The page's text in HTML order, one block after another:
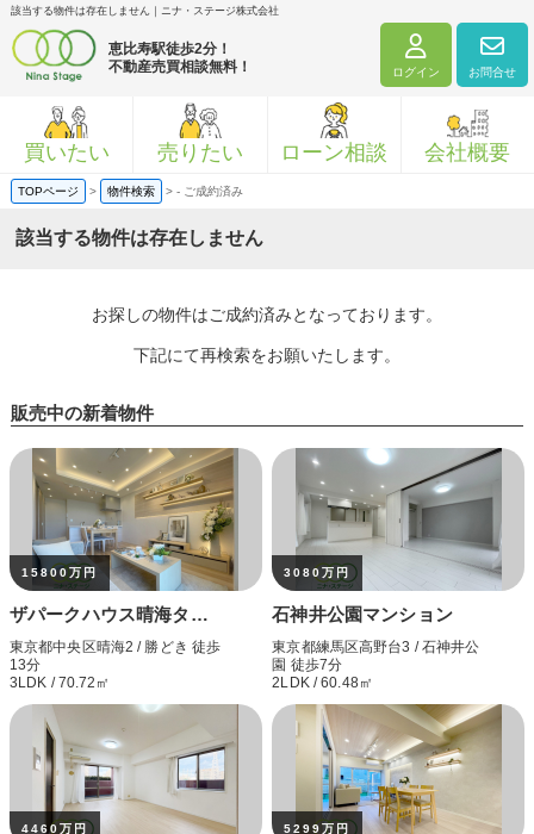
該当する物件は存在しません｜ニナ・ステージ株式会社
恵比寿駅徒歩2分！
不動産売買相談無料！
ログイン お問合せ
買いたい 売りたい ローン相談 会社概要
TOPページ > 物件検索 >- ご成約済み
該当する物件は存在しません
お探しの物件はご成約済みとなっております。
下記にて再検索をお願いたします。
販売中の新着物件